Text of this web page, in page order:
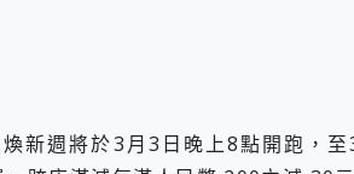
S25 Ultra 誰能滿足全場景拍攝需求？
錄音膠囊~ 您的AI 秘書已上線 每月免
雷 AI・Gaming・創作儲存方案登場，
MagReact M5 10000mAh 5合1 磁吸
儲能救車電源】 可靠的旅行夥伴！帶
微星 Modern MD272UPSW 27型」
新週將於3月3日晚上8點開跑，至